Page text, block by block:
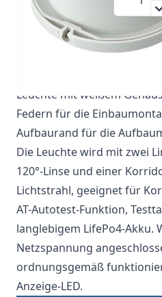
Diese multifunktionale Anti-
Notbeleuchtungsleuchte
Leuchte mit weißem
Federn für die
Aufbaurand für die
Die Leuchte wird mit zwei
120°-Linse und einer
Lichtstrahl, geeignet für
AT-Autotest-Funktion,
langlebigem LifePo4-Akku.
Netzspannung
ordnungsgemäß
Anzeige-LED.